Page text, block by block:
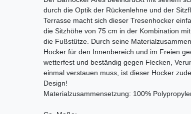
durch die Optik der Rückenlehne und der
Terrasse macht sich dieser Tresenhocker
die Sitzhöhe von 75 cm in der Kombination
die Fußstütze. Durch seine
Hocker für den Innenbereich und im Freien
wetterfest und beständig gegen Flecken,
einmal verstauen muss, ist dieser Hocker
Design!
Materialzusammensetzung: 100%